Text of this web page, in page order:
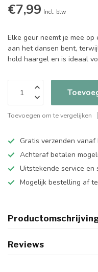
€7,99 Incl. btw
Elke geur neemt je mee
aan het dansen bent,
hold haargel en is ideaal
Toevoegen om te vergelijken
Gratis verzenden vanaf
Achteraf betalen
Uitstekende service en
Mogelijk bestelling af
Reviews